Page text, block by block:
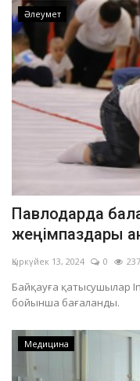
Әлеумет
Павлодарда
жеңімпаздары
Қыркүйек 13, 2024 0 237
Байқауға қатысушылар
бойынша бағаланды.
Медицина